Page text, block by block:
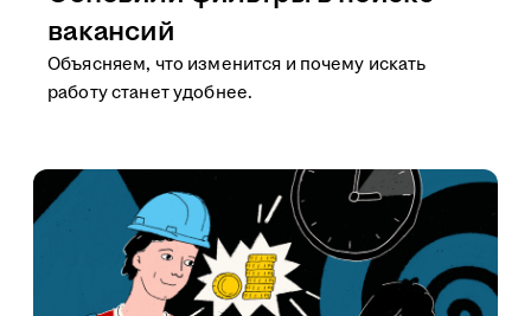
вакансий
Объясняем, что изменится и почему искать
работу станет удобнее.